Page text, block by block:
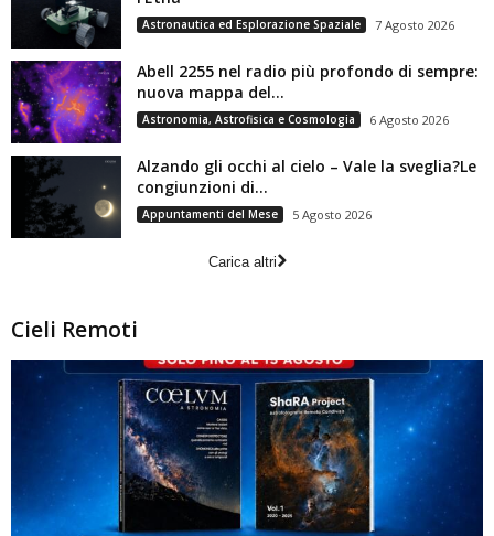
Astronautica ed Esplorazione Spaziale 7 Agosto 2026
Abell 2255 nel radio più profondo di sempre:
nuova mappa del...
Astronomia, Astrofisica e Cosmologia 6 Agosto 2026
Alzando gli occhi al cielo – Vale la sveglia?Le
congiunzioni di...
Appuntamenti del Mese 5 Agosto 2026
Carica altri
Cieli Remoti